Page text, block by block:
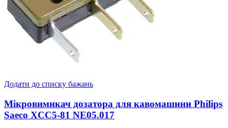
Додати до списку бажань
Мікровимикач дозатора для кавомашини Philips
Saeco XCC5-81 NE05.017